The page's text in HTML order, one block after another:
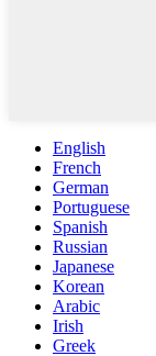
English
French
German
Portuguese
Spanish
Russian
Japanese
Korean
Arabic
Irish
Greek